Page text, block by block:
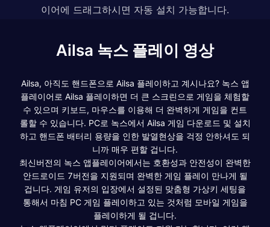
이어에 드래그하시면 자동 설치 가능합니다.
Ailsa 녹스 플레이 영상
Ailsa, 아직도 핸드폰으로 Ailsa 플레이하고 계시나요? 녹스 앱
플레이어로 Ailsa 플레이하면 더 큰 스크린으로 게임을 체험할
수 있으며 키보드, 마우스를 이용해 더 완벽하게 게임을 컨트
롤할 수 있습니다. PC로 녹스에서 Ailsa 게임 다운로드 및 설치
하고 핸드폰 배터리 용량을 인한 발열현상을 걱정 안하셔도 되
니까 매우 편할 겁니다.
최신버전의 녹스 앱플레이어에서는 호환성과 안전성이 완벽한
안드로이드 7버전을 지원되며 완벽한 게임 플레이 만나게 될
겁니다. 게임 유저의 입장에서 설정된 맞춤형 가상키 세팅을
통해서 마침 PC 게임 플레이하고 있는 것처럼 모바일 게임을
플레이하게 될 겁니다.